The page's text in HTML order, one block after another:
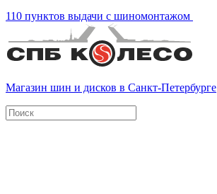
110 пунктов выдачи с шиномонтажом
Магазин шин и дисков в Санкт-Петербурге